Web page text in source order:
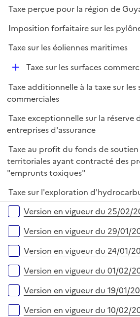
Taxe perçue pour la région de
Imposition forfaitaire sur les
Taxe sur les éoliennes maritimes
D
p
l
i
e
Taxe sur les surfaces
Taxe additionnelle à la taxe sur les
commerciales
Taxe exceptionnelle sur la réserve
entreprises d'assurance
Taxe au profit du fonds de
territoriales ayant contracté des
"emprunts toxiques"
Taxe sur l'exploration
Versions sur la période
Version en vigueur du 25/02/
Version en vigueur du 29/01/
Version en vigueur du 24/01/
Version en vigueur du 01/02/
Version en vigueur du 19/01/
Version en vigueur du 10/02/